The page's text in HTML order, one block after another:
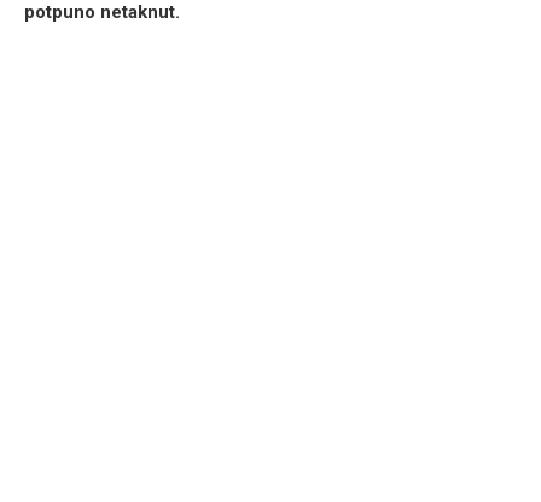
potpuno netaknut.